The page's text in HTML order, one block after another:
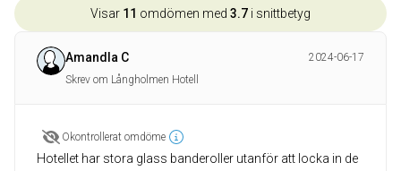
Visar 11 omdömen med 3.7 i snittbetyg
Amandla C
2024-06-17
Skrev om Långholmen Hotell
Okontrollerat omdöme
Hotellet har stora glass banderoller utanför att locka in de